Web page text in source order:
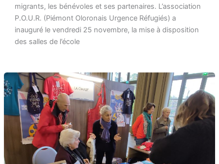
migrants, les bénévoles et ses partenaires. L’association
P.O.U.R. (Piémont Oloronais Urgence Réfugiés) a
inauguré le vendredi 25 novembre, la mise à disposition
des salles de l’école